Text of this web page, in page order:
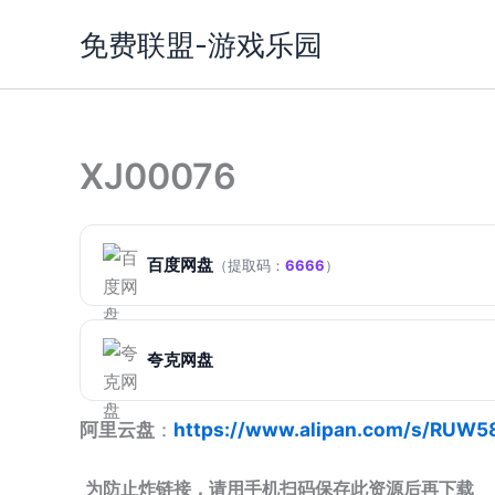
免费联盟-游戏乐园
XJ00076
百度网盘 （提取码： 6666）
夸克网盘
阿里云盘 ： https://www.alipan.com/s/
为防止炸链接，请用手机扫码保存此资源后再下载